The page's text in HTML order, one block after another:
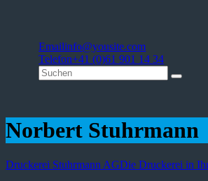
Emailinfo@yousite.com
Telefon+41 (0)61 901 14 34
Norbert Stuhrmann
Druckerei Stuhrmann AGDie Druckerei in